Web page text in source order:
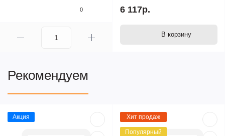
0 6 117р.
В корзину
Рекомендуем
Акция Хит продаж
Популярный